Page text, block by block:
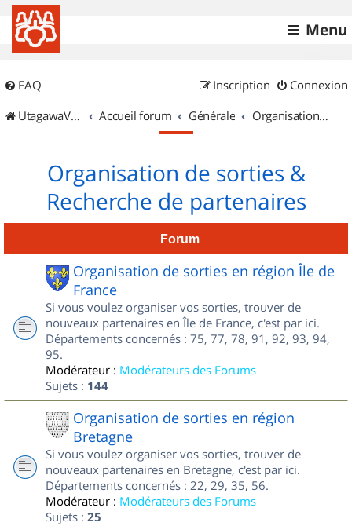
Menu
FAQ Connexion
Inscription
UtagawaVTT (Randos VTT et VTTAE avec traces GPS)
Accueil forum Générale Organisation de sorties & Recherche de partenaires
Organisation de sorties &
Recherche de partenaires
Forum
Organisation de sorties en région Île de
France
Si vous voulez organiser vos sorties, trouver de
nouveaux partenaires en Île de France, c'est par ici.
Départements concernés : 75, 77, 78, 91, 92, 93, 94,
95.
Modérateur : Modérateurs des Forums
Sujets : 144
Organisation de sorties en région
Bretagne
Si vous voulez organiser vos sorties, trouver de
nouveaux partenaires en Bretagne, c'est par ici.
Départements concernés : 22, 29, 35, 56.
Modérateur : Modérateurs des Forums
Sujets : 25